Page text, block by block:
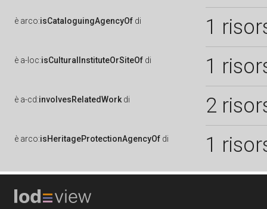
è arco:isCataloguingAgencyOf di 1
è a-loc:isCulturalInstituteOrSiteOf di 1
è a-cd:involvesRelatedWork di 2
è arco:isHeritageProtectionAgencyOf di 1